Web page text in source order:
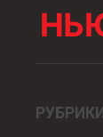
РУБРИКИ